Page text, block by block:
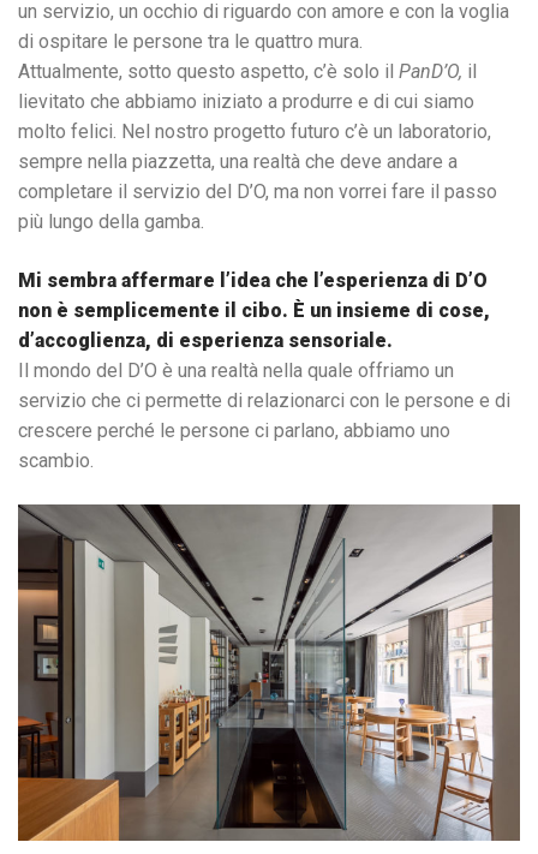
un servizio, un occhio di riguardo con amore e con la voglia
di ospitare le persone tra le quattro mura.
Attualmente, sotto questo aspetto, c’è solo il PanD’O, il
lievitato che abbiamo iniziato a produrre e di cui siamo
molto felici. Nel nostro progetto futuro c’è un laboratorio,
sempre nella piazzetta, una realtà che deve andare a
completare il servizio del D’O, ma non vorrei fare il passo
più lungo della gamba.
Mi sembra affermare l’idea che l’esperienza di D’O
non è semplicemente il cibo. È un insieme di cose,
d’accoglienza, di esperienza sensoriale.
Il mondo del D’O è una realtà nella quale offriamo un
servizio che ci permette di relazionarci con le persone e di
crescere perché le persone ci parlano, abbiamo uno
scambio.